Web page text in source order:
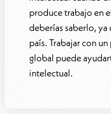
produce trabajo en
deberías saberlo, ya
país. Trabajar con
global puede
intelectual.